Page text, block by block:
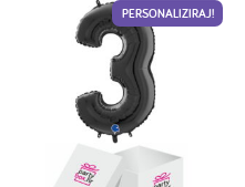
PERSONALIZIRAJ!